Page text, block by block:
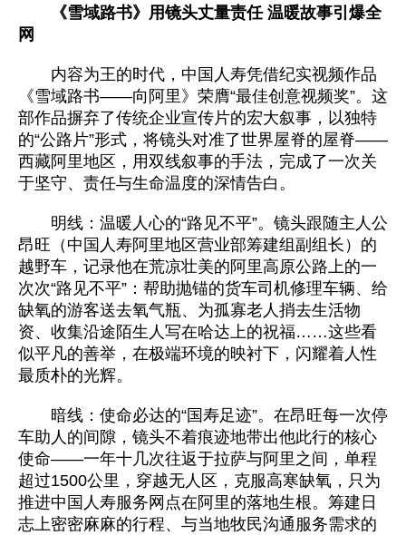
《雪域路书》用镜头丈量责任 温暖故事引爆全
网
内容为王的时代，中国人寿凭借纪实视频作品
《雪域路书——向阿里》荣膺“最佳创意视频奖”。这
部作品摒弃了传统企业宣传片的宏大叙事，以独特
的“公路片”形式，将镜头对准了世界屋脊的屋脊——
西藏阿里地区，用双线叙事的手法，完成了一次关
于坚守、责任与生命温度的深情告白。
明线：温暖人心的“路见不平”。镜头跟随主人公
昂旺（中国人寿阿里地区营业部筹建组副组长）的
越野车，记录他在荒凉壮美的阿里高原公路上的一
次次“路见不平”：帮助抛锚的货车司机修理车辆、给
缺氧的游客送去氧气瓶、为孤寡老人捎去生活物
资、收集沿途陌生人写在哈达上的祝福……这些看
似平凡的善举，在极端环境的映衬下，闪耀着人性
最质朴的光辉。
暗线：使命必达的“国寿足迹”。在昂旺每一次停
车助人的间隙，镜头不着痕迹地带出他此行的核心
使命——一年十几次往返于拉萨与阿里之间，单程
超过1500公里，穿越无人区，克服高寒缺氧，只为
推进中国人寿服务网点在阿里的落地生根。筹建日
志上密密麻麻的行程、与当地牧民沟通服务需求的